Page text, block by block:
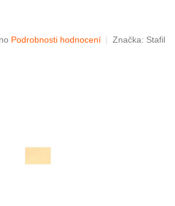
produktu je 0,0 z 5 hvězdiček.
Podrobnosti hodnocení Značka: Stafil